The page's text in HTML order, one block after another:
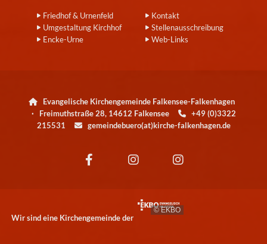
Friedhof & Urnenfeld
Umgestaltung Kirchhof
Encke-Urne
Kontakt
Stellenausschreibung
Web-Links

Evangelische Kirchengemeinde Falkensee-Falkenhagen
· Freimuthstraße 28, 14612 Falkensee
+49 (0)3322
215531
gemeindebuero(at)kirche-falkenhagen.de
Wir sind eine Kirchengemeinde der
© EKBO